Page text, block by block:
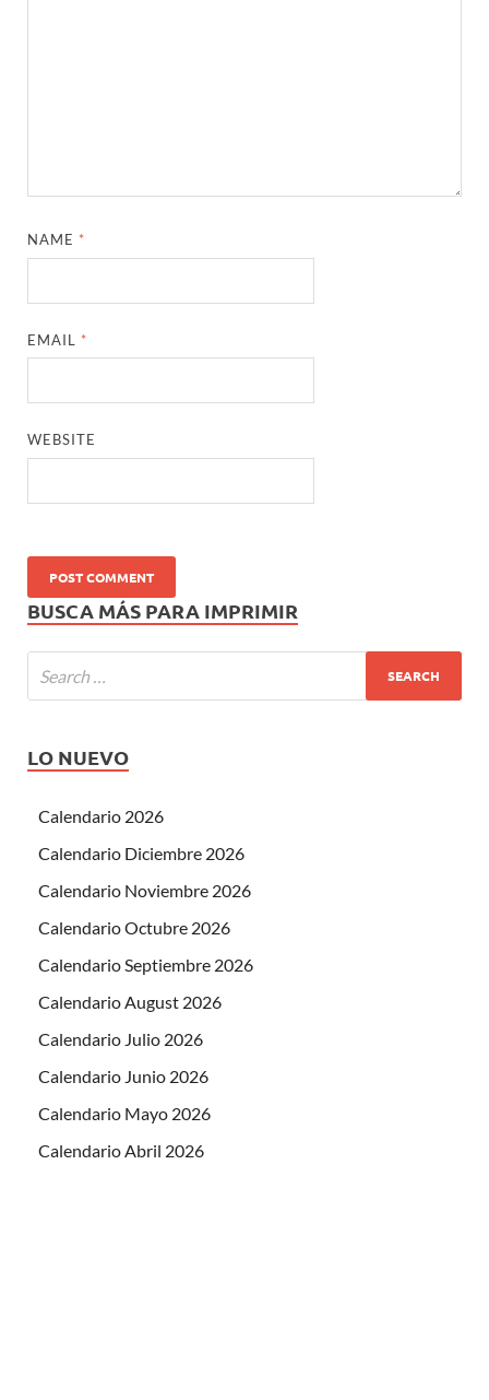
NAME *
EMAIL *
WEBSITE
BUSCA MÁS PARA IMPRIMIR
LO NUEVO
Calendario 2026
Calendario Diciembre 2026
Calendario Noviembre 2026
Calendario Octubre 2026
Calendario Septiembre 2026
Calendario August 2026
Calendario Julio 2026
Calendario Junio 2026
Calendario Mayo 2026
Calendario Abril 2026